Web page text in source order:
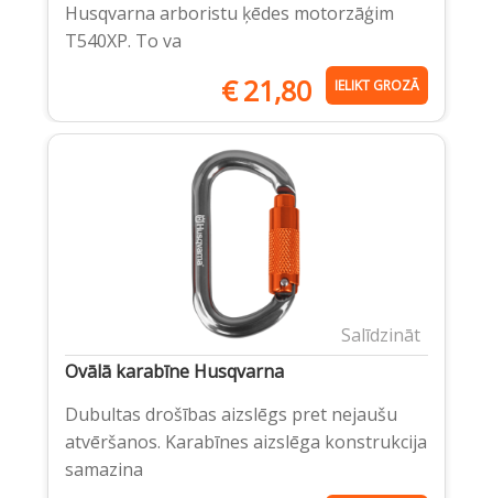
Husqvarna arboristu ķēdes motorzāģim
T540XP. To va
€21,80 IELIKT GROZĀ
Salīdzināt
Ovālā karabīne Husqvarna
Dubultas drošības aizslēgs pret nejaušu
atvēršanos. Karabīnes aizslēga konstrukcija
samazina